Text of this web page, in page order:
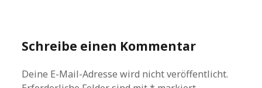
Schreibe einen Kommentar
Deine E-Mail-Adresse wird nicht veröffentlicht.